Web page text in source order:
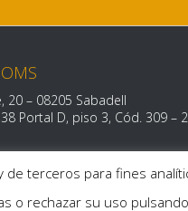
20– 08205 Sabadell
Portal D, piso 3, Cód. 309 –
de terceros para fines
o rechazar su uso